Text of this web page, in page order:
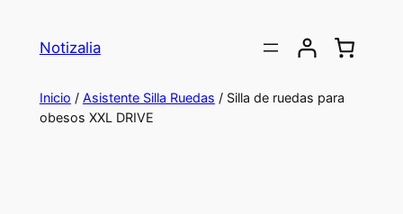
Notizalia
Inicio / Asistente Silla Ruedas / Silla de ruedas para
obesos XXL DRIVE